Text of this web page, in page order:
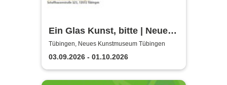
Ein Glas Kunst, bitte | Neues
Kunstmuseum Tübingen
Tübingen, Neues Kunstmuseum Tübingen
03.09.2026 - 01.10.2026